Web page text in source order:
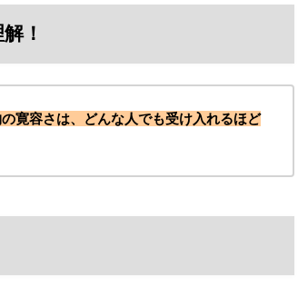
！
寛容さは、どんな人でも受け入れるほど